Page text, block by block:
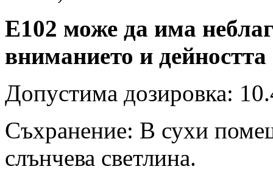
Е102 може да има
вниманието и дейността
Допустима дозировка:
Съхранение: В сухи
слънчева светлина.